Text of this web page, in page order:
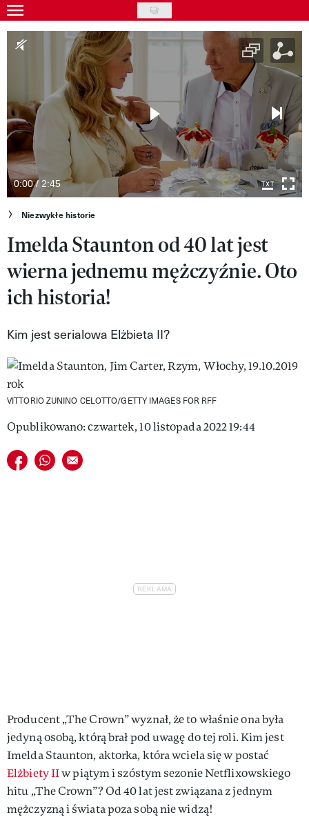
Skip
to
main
Gwiazdy
Uroda
Styl życia
Kultura
Wideo
Nasze akcje
VIVA!ART
VIVA!MODA
VIVA!PEOPLE POWER
0:00 / 2:45
Niezwykłe historie
Imelda Staunton od 40 lat jest
wierna jednemu mężczyźnie. Oto
ich historia!
Kim jest serialowa Elżbieta II?
VITTORIO ZUNINO CELOTTO/GETTY IMAGES FOR RFF
Opublikowano: czwartek, 10 listopada 2022 19:44
Udostępnij na facebook
Udostępnij na whatsapp
E-mail do przyjaciela
Producent „The Crown” wyznał, że to właśnie ona była
jedyną osobą, którą brał pod uwagę do tej roli. Kim jest
Imelda Staunton, aktorka, która wciela się w postać
Elżbiety IIw piątym i szóstym sezonie Netflixowskiego
hitu „The Crown”? Od 40 lat jest związana z jednym
mężczyzną i świata poza sobą nie widzą!